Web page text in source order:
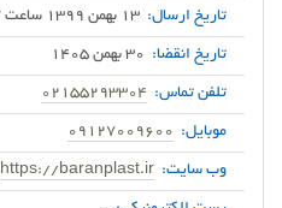
تاریخ ارسال: 13 بهمن 1399 ساعت 13:27
تاریخ انقضا: 30 بهمن 1405
تلفن تماس: 02155293304
موبایل: 09127009600
وب سایت: https://baranplast.ir